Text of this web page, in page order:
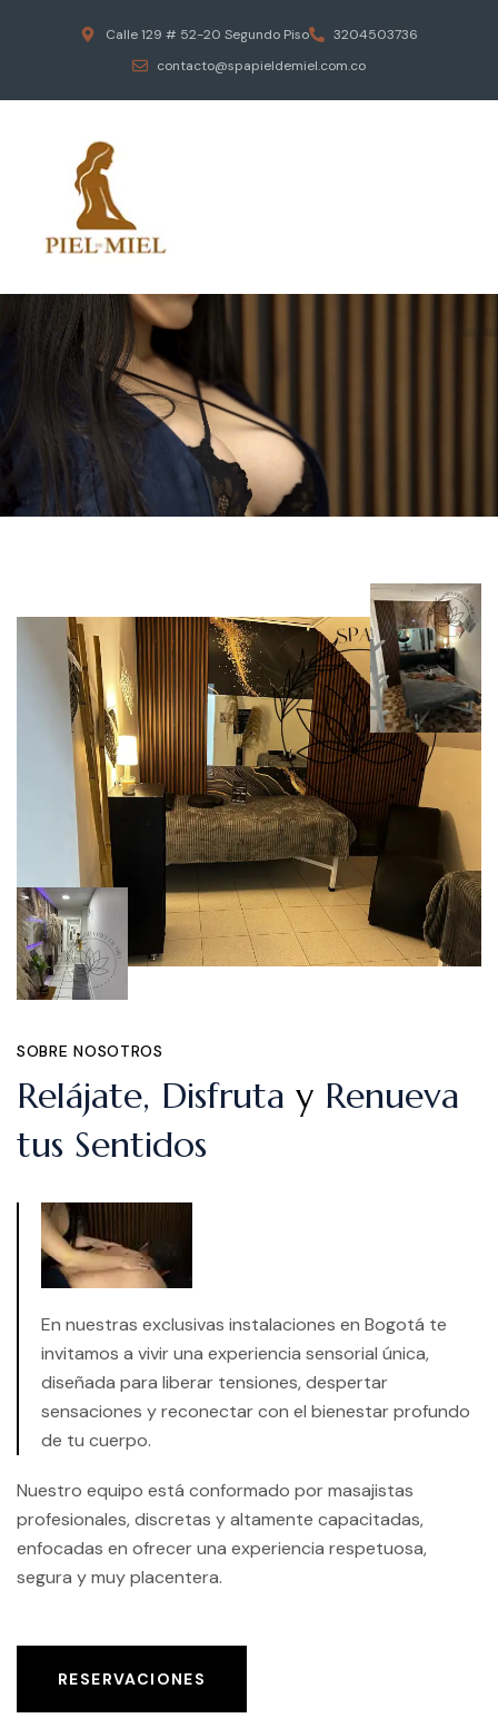
Calle 129 # 52-20 Segundo Piso
3204503736
contacto@spapieldemiel.com.co
ESCAPA DEL ESTRES DIARIO
MASAJES EROTICOS
PIEL DE MIEL
SOBRE NOSOTROS
Relájate, Disfruta y Renueva
tus Sentidos
En nuestras exclusivas instalaciones en Bogotá te
invitamos a vivir una experiencia sensorial única,
diseñada para liberar tensiones, despertar
sensaciones y reconectar con el bienestar profundo
de tu cuerpo.
Nuestro equipo está conformado por masajistas
profesionales, discretas y altamente capacitadas,
enfocadas en ofrecer una experiencia respetuosa,
segura y muy placentera.
RESERVACIONES